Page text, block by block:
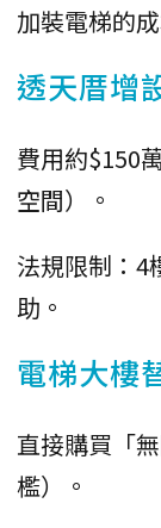
加裝電梯的
透天厝增
費用約$150
空間）。
法規限制：4
助。
電梯大樓
直接購買「
檻）。